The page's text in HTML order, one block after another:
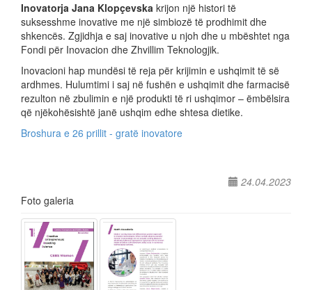
Inovatorja Jana Klopçevska krijon një histori të
suksesshme inovative me një simbiozë të prodhimit dhe
shkencës. Zgjidhja e saj inovative u njoh dhe u mbështet nga
Fondi për Inovacion dhe Zhvillim Teknologjik.
Inovacioni hap mundësi të reja për krijimin e ushqimit të së
ardhmes. Hulumtimi i saj në fushën e ushqimit dhe farmacisë
rezulton në zbulimin e një produkti të ri ushqimor – ëmbëlsira
që njëkohësishtë janë ushqim edhe shtesa dietike.
Broshura e 26 prillit - gratë inovatore
24.04.2023
Foto galeria